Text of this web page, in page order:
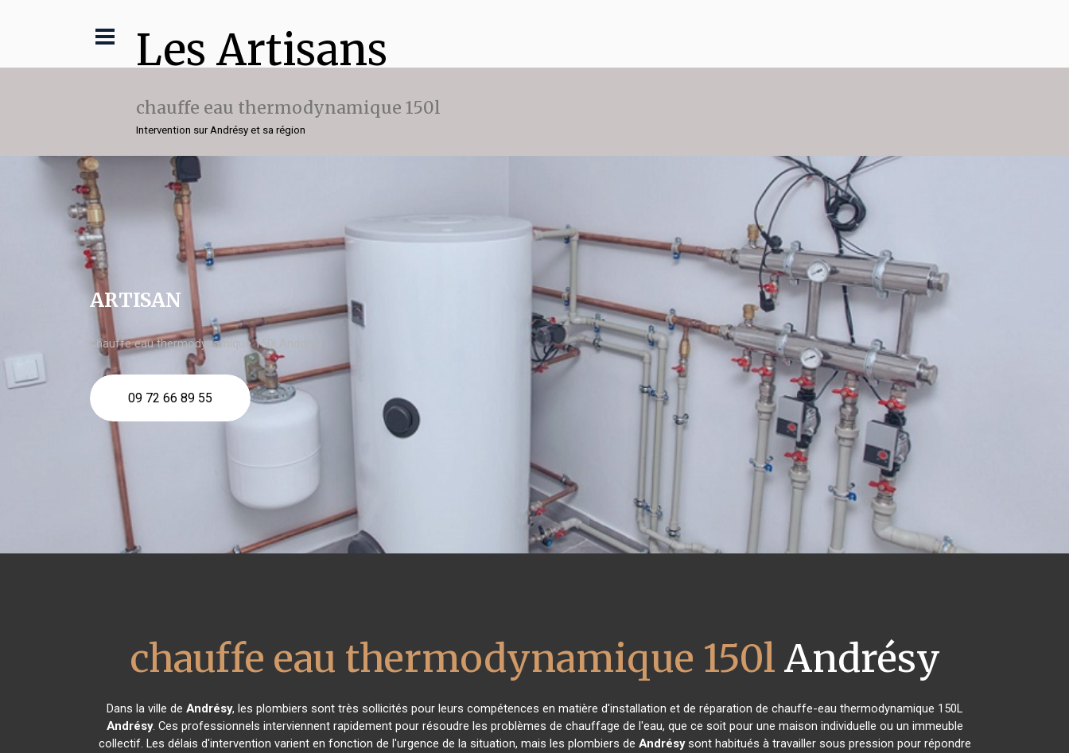
Les Artisans
chauffe eau thermodynamique 150l
Intervention sur Andrésy et sa région
ARTISAN
chauffe eau thermodynamique 150l Andrésy
09 72 66 89 55
chauffe eau thermodynamique 150l Andrésy
Dans la ville de Andrésy, les plombiers sont très sollicités pour leurs compétences en matière d'installation et de réparation de chauffe-eau thermodynamique 150L
Andrésy. Ces professionnels interviennent rapidement pour résoudre les problèmes de chauffage de l'eau, que ce soit pour une maison individuelle ou un immeuble
collectif. Les délais d'intervention varient en fonction de l'urgence de la situation, mais les plombiers de Andrésysont habitués à travailler sous pression pour répondre